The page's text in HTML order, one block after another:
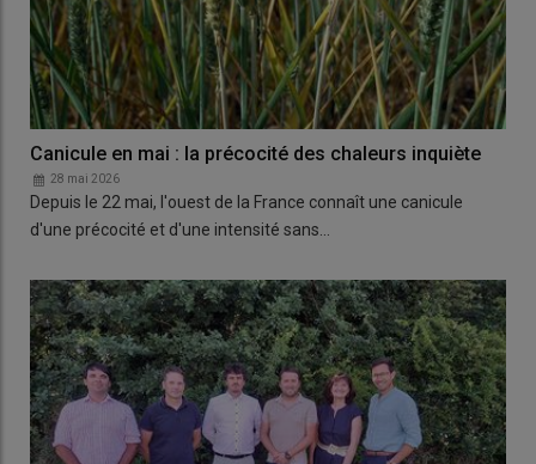
Canicule en mai : la précocité des chaleurs inquiète
28 mai 2026
Depuis le 22 mai, l'ouest de la France connaît une canicule
d'une précocité et d'une intensité sans…